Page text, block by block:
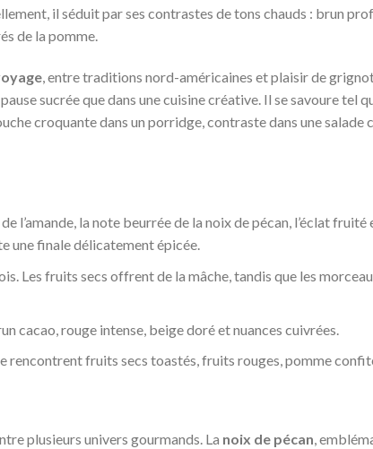
il séduit par ses contrastes de tons chauds : brun
de la pomme.
, entre traditions nord-américaines et plaisir de
sucrée que dans une cuisine créative. Il se savoure tel
croquante dans un porridge, contraste dans une
l’amande, la note beurrée de la noix de pécan, l’éclat
une finale délicatement épicée.
Les fruits secs offrent de la mâche, tandis que les
cacao, rouge intense, beige doré et nuances cuivrées.
rencontrent fruits secs toastés, fruits rouges, pomme
plusieurs univers gourmands. La noix de pécan,